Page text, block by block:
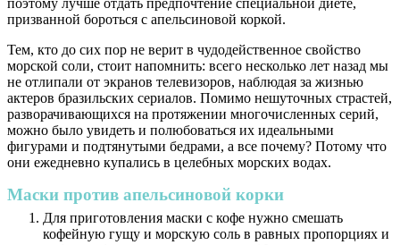
поэтому лучше отдать предпочтение специальной диете,
призванной бороться с апельсиновой коркой.
Тем, кто до сих пор не верит в чудодейственное свойство
морской соли, стоит напомнить: всего несколько лет назад мы
не отлипали от экранов телевизоров, наблюдая за жизнью
актеров бразильских сериалов. Помимо нешуточных страстей,
разворачивающихся на протяжении многочисленных серий,
можно было увидеть и полюбоваться их идеальными
фигурами и подтянутыми бедрами, а все почему? Потому что
они ежедневно купались в целебных морских водах.
Маски против апельсиновой корки
Для приготовления маски с кофе нужно смешать
кофейную гущу и морскую соль в равных пропорциях и